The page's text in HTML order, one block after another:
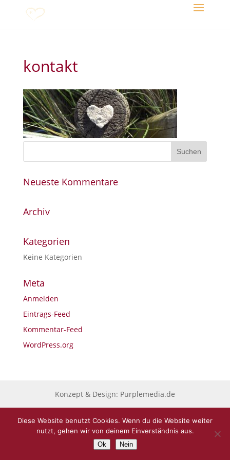
kontakt
Neueste Kommentare
Archiv
Kategorien
Keine Kategorien
Meta
Anmelden
Eintrags-Feed
Kommentar-Feed
WordPress.org
Konzept & Design: Purplemedia.de
Diese Website benutzt Cookies. Wenn du die Website weiter
nutzt, gehen wir von deinem Einverständnis aus.
Ok Nein